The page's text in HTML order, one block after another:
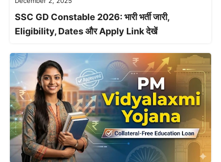
SSC GD Constable 2026: भारी भर्ती जारी,
Eligibility, Dates और Apply Link देखें